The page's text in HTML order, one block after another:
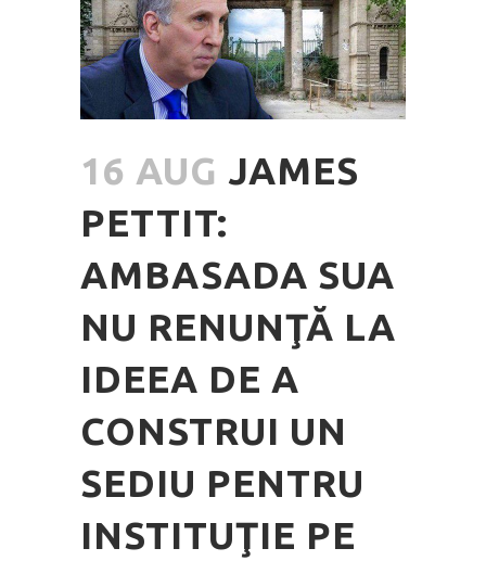
16 AUG JAMES
PETTIT:
AMBASADA SUA
NU RENUNŢĂ LA
IDEEA DE A
CONSTRUI UN
SEDIU PENTRU
INSTITUŢIE PE